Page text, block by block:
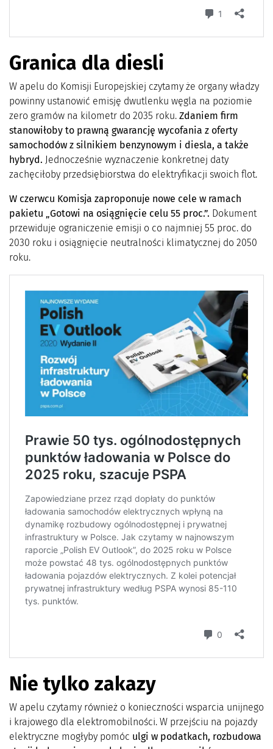
Granica dla diesli
W apelu do Komisji Europejskiej czytamy że organy władzy
powinny ustanowić emisję dwutlenku węgla na poziomie
zero gramów na kilometr do 2035 roku. Zdaniem firm
stanowiłoby to prawną gwarancję wycofania z oferty
samochodów z silnikiem benzynowym i diesla, a także
hybryd. Jednocześnie wyznaczenie konkretnej daty
zachęciłoby przedsiębiorstwa do elektryfikacji swoich flot.
W czerwcu Komisja zaproponuje nowe cele w ramach
pakietu „Gotowi na osiągnięcie celu 55 proc.”. Dokument
przewiduje ograniczenie emisji o co najmniej 55 proc. do
2030 roku i osiągnięcie neutralności klimatycznej do 2050
roku.
Nie tylko zakazy
W apelu czytamy również o konieczności wsparcia unijnego
i krajowego dla elektromobilności. W przejściu na pojazdy
elektryczne mogłyby pomóc ulgi w podatkach, rozbudowa